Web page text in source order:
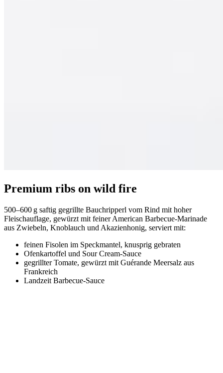
Premium ribs on wild fire
500–600 g saftig gegrillte Bauchripperl vom Rind mit hoher
Fleischauflage, gewürzt mit feiner American Barbecue-Marinade
aus Zwiebeln, Knoblauch und Akazienhonig, serviert mit:
feinen Fisolen im Speckmantel, knusprig gebraten
Ofenkartoffel und Sour Cream-Sauce
gegrillter Tomate, gewürzt mit Guérande Meersalz aus
Frankreich
Landzeit Barbecue-Sauce